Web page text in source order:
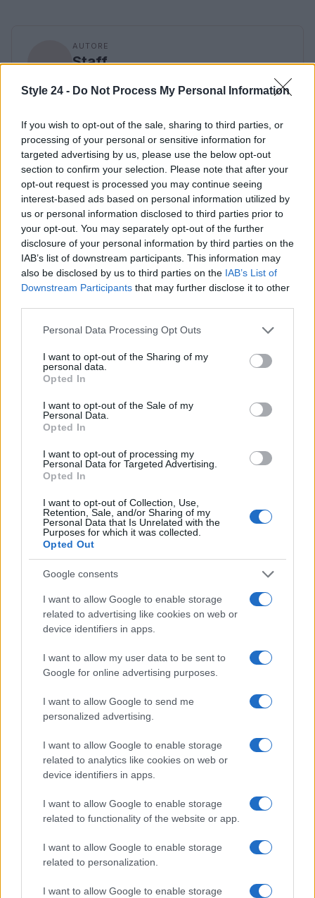
Style 24 - Do Not Process My Personal Information
If you wish to opt-out of the sale, sharing to third parties, or
processing of your personal or sensitive information for
targeted advertising by us, please use the below opt-out
section to confirm your selection. Please note that after your
opt-out request is processed you may continue seeing
interest-based ads based on personal information utilized by
us or personal information disclosed to third parties prior to
your opt-out. You may separately opt-out of the further
disclosure of your personal information by third parties on the
IAB’s list of downstream participants. This information may
also be disclosed by us to third parties on the IAB’s List of
Downstream Participants that may further disclose it to other
Please note that this website/app uses one or more Google
not limited to your visit or usage behaviour. You may click to
grant or deny consent to Google and its third-party tags to
use your data for below specified purposes in below Google
consent section.
Personal Data Processing Opt Outs
I want to opt-out of the Sharing of my
personal data.
Opted In
I want to opt-out of the Sale of my
Personal Data.
Opted In
I want to opt-out of processing my
Personal Data for Targeted Advertising.
Opted In
I want to opt-out of Collection, Use,
Retention, Sale, and/or Sharing of my
Personal Data that Is Unrelated with the
Purposes for which it was collected.
Opted Out
Google consents
I want to allow Google to enable storage
related to advertising like cookies on web or
device identifiers in apps.
I want to allow my user data to be sent to
Google for online advertising purposes.
I want to allow Google to send me
personalized advertising.
I want to allow Google to enable storage
related to analytics like cookies on web or
device identifiers in apps.
I want to allow Google to enable storage
related to functionality of the website or app.
I want to allow Google to enable storage
related to personalization.
I want to allow Google to enable storage
AUTORE
Staff
Continua a leggere
LIFESTYLE
Scopri Vulcano, l’isola delle Eolie con spiagge nere e
paesaggi vulcanici
OFFERTE&CONSIGLI